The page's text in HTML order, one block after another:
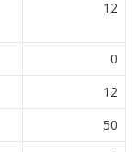
12
0
12
50